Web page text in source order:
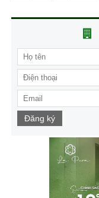
Đăng ký